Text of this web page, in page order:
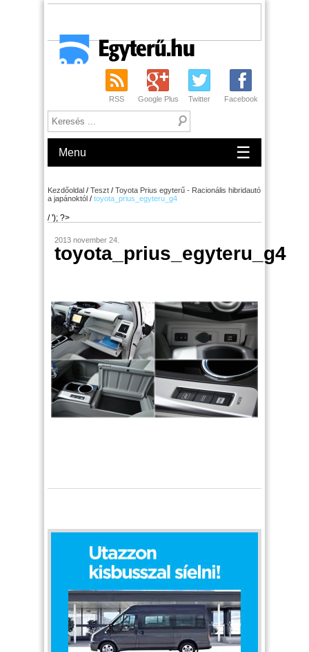
RSS Google Plus Twitter Facebook
Menu ☰
Kezdőoldal / Teszt / Toyota Prius egyterű - Racionális hibridautó
a japánoktól / toyota_prius_egyteru_g4
/ '); ?>
2013 november 24.
toyota_prius_egyteru_g4